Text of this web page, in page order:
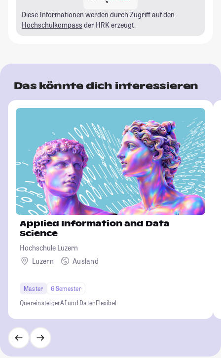
Diese Informationen werden durch Zugriff auf den
Hochschulkompass der HRK erzeugt.
Das könnte dich interessieren
Applied Information and Data
Science
Hochschule Luzern
Luzern
Ausland
Master
6 Semester
QuereinsteigerAI und DatenFlexibel